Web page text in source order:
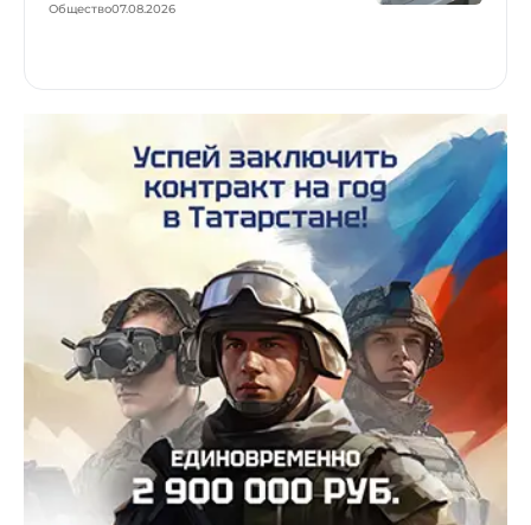
Общество07.08.2026